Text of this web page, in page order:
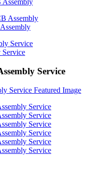
Assembly
Service
Service